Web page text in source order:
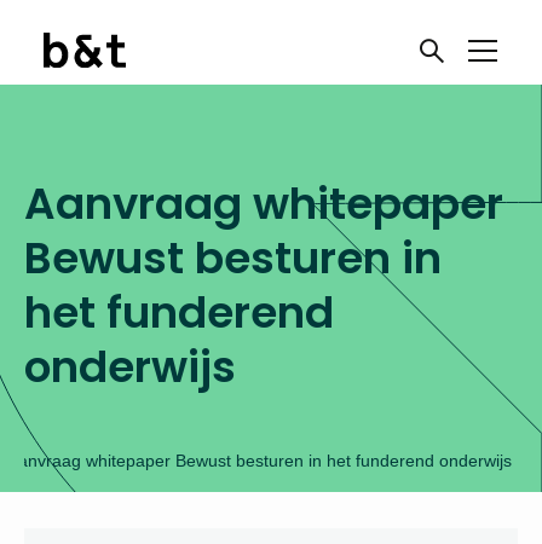
Aanvraag whitepaper
Bewust besturen in
het funderend
onderwijs
Aanvraag whitepaper Bewust besturen in het funderend onderwijs